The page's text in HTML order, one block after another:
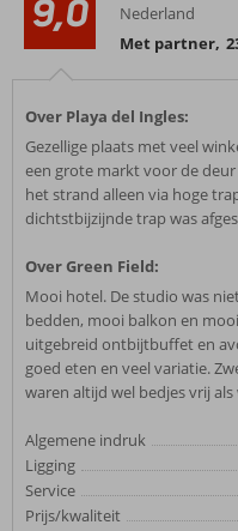
9,0
Nederland
Met partner,
Over Playa del Ingles:
Gezellige plaats met veel
een grote markt voor de
het strand alleen via hoge
dichtstbijzijnde trap was
Over Green Field:
Mooi hotel. De studio was
bedden, mooi balkon en
uitgebreid ontbijtbuffet en
goed eten en veel variatie.
waren altijd wel bedjes vrij
Algemene indruk
Ligging
Service
Prijs/kwaliteit